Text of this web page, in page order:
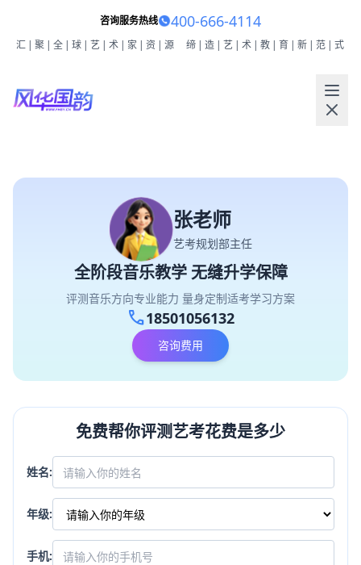
咨询服务热线 400-666-4114
汇|聚|全|球|艺|术|家|资|源 缔|造|艺|术|教|育|新|范|式
张老师
艺考规划部主任
全阶段音乐教学 无缝升学保障
评测音乐方向专业能力 量身定制适考学习方案
call18501056132
咨询费用
免费帮你评测艺考花费是多少
姓名:
年级:
手机: